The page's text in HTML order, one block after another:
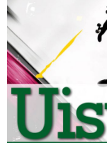
Luglio 2026:
rivoluzioni"